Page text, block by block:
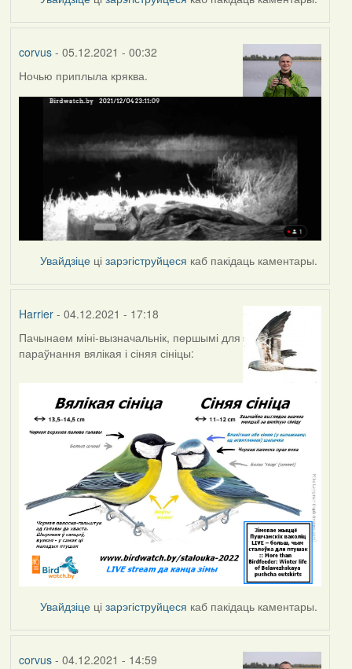
corvus- 05.12.2021 - 00:32
Ночью приплыла кряква.
Увайдзіце цізарэгіструйцеся каб пакідаць каментары.
Harrier- 04.12.2021 - 17:18
Пачынаем міні-вызначальнік, першымі для
параўнання вялікая і сіняя сініцы:
Увайдзіце цізарэгіструйцеся каб пакідаць каментары.
corvus- 04.12.2021 - 14:59